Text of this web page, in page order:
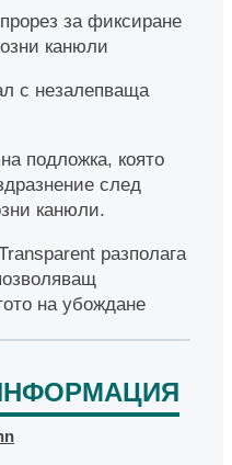
за фиксиране
канюли
с незалепваща
подложка, която
след
канюли.
разполага
на убождане